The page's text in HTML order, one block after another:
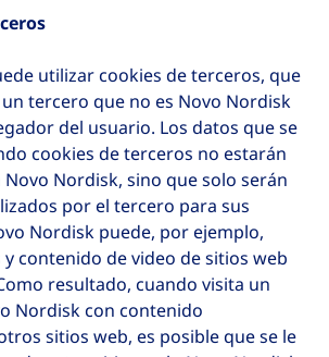
utilizar cookies de terceros, que
tercero que no es Novo Nordisk
del usuario. Los datos que se
cookies de terceros no estarán
Nordisk, sino que solo serán
por el tercero para sus
Nordisk puede, por ejemplo,
contenido de video de sitios web
resultado, cuando visita un
Nordisk con contenido
sitios web, es posible que se le